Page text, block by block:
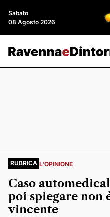
Sabato
08 Agosto 2026
RUBRICA L'OPINIONE
Caso
poi spiegare non
vincente